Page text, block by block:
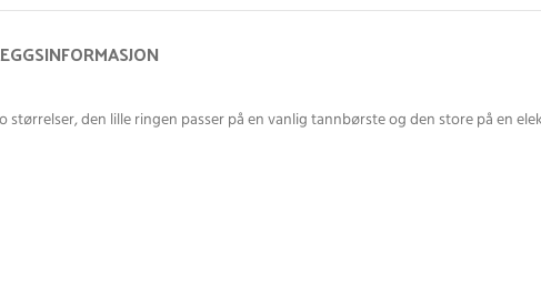
den lille ringen passer på en vanlig tannbørste og den store på en